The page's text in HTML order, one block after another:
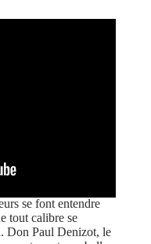
se font entendre
tout calibre se
Don Paul Denizot, le